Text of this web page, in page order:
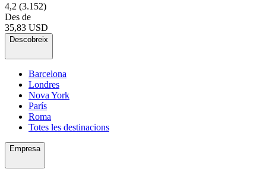
4,2 (3.152)
Des de
35,83 USD
Descobreix
Barcelona
Londres
Nova York
París
Roma
Totes les destinacions
Empresa